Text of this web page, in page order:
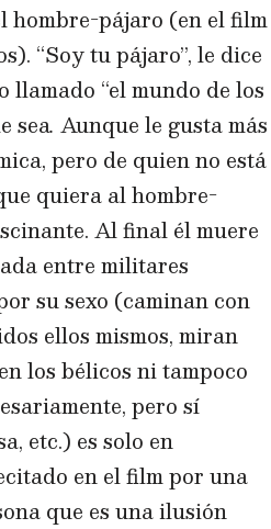
hombre-pájaro (en el film
“Soy tu pájaro”, le dice
“el mundo de los
sea. Aunque le gusta más
pero de quien no está
quiera al hombre-
Al final él muere
entre militares
su sexo (caminan con
ellos mismos, miran
los bélicos ni tampoco
pero sí
etc.) es solo en
en el film por una
que es una ilusión